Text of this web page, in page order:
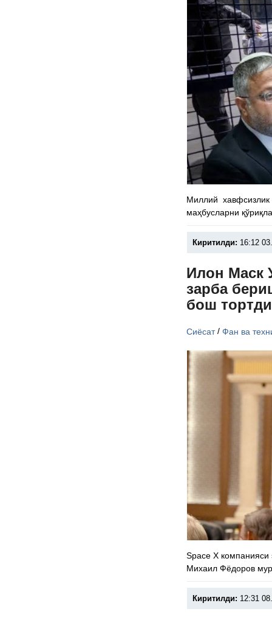
Миллий хавфсизлик
маҳбусларни
Киритилди: 16:12
Илон Маск
зарба
бош тортди
Сиёсат/Фан ва
Space X компанияси
Михаил Фёдоров
Киритилди: 12:31